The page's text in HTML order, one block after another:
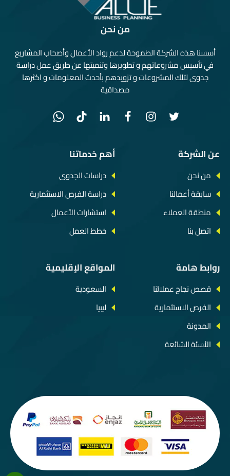
من نحن
أسسنا هذه الشركة الطموحة لدعم رواد الأعمال وأصحاب المشاريع
في تأسيس مشروعاتهم و تطويرها وتنميتها عن طريق عمل دراسة
جدوى لتلك المشروعات و تزويدهم بأحدث المعلومات و اكثرها
مصداقية
عن الشركة
من نحن
سابقة أعمالنا
منطقة العملاء
اتصل بنا
أهم خدماتنا
دراسات الجدوى
دراسة الفرص الاستثمارية
استشارات الأعمال
خطط العمل
روابط هامة
قصص نجاح عملائنا
الفرص الاستثمارية
المدونة
الأسئة الشائعة
المواقع الإقليمية
السعودية
ليبيا